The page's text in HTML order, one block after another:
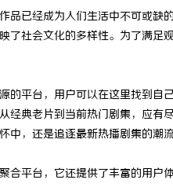
品已经成为人们生活中不可或
了社会文化的多样性。为了满
的平台，用户可以在这里找到
经典老片到当前热门剧集，应
中，还是追逐最新热播剧集的潮
合平台，它还提供了丰富的用